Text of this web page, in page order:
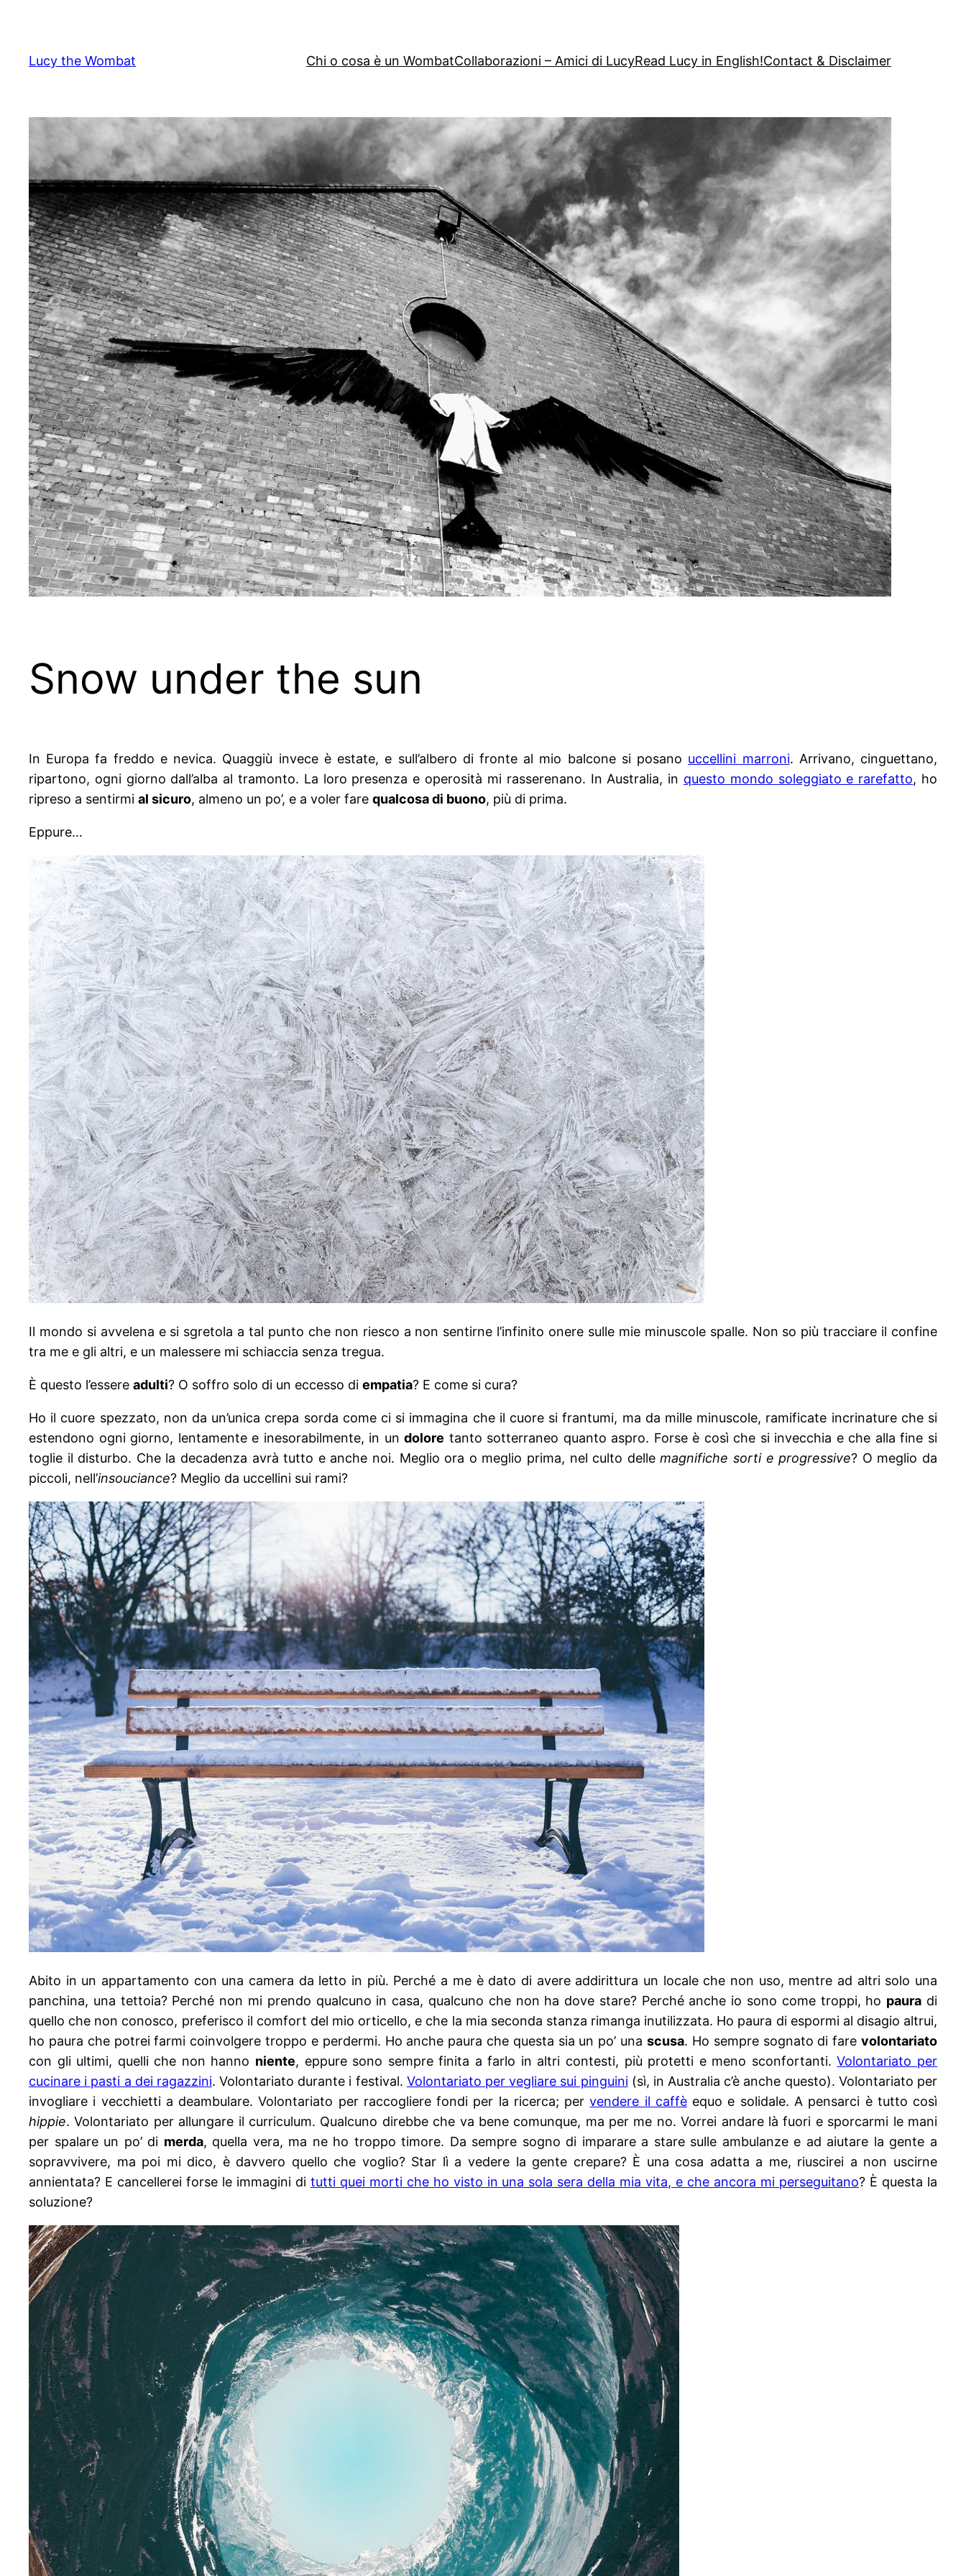
contenuto
Lucy the Wombat Chi o cosa è un WombatCollaborazioni – Amici di LucyRead Lucy in English!Contact & Disclaimer
Snow under the sun
In Europa fa freddo e nevica. Quaggiù invece è estate, e sull’albero di fronte al mio balcone si posano uccellini marroni. Arrivano, cinguettano,
ripartono, ogni giorno dall’alba al tramonto. La loro presenza e operosità mi rasserenano. In Australia, in questo mondo soleggiato e rarefatto, ho
ripreso a sentirmi al sicuro, almeno un po’, e a voler fare qualcosa di buono, più di prima.
Eppure…
Il mondo si avvelena e si sgretola a tal punto che non riesco a non sentirne l’infinito onere sulle mie minuscole spalle. Non so più tracciare il confine
tra me e gli altri, e un malessere mi schiaccia senza tregua.
È questo l’essere adulti? O soffro solo di un eccesso di empatia? E come si cura?
Ho il cuore spezzato, non da un’unica crepa sorda come ci si immagina che il cuore si frantumi, ma da mille minuscole, ramificate incrinature che si
estendono ogni giorno, lentamente e inesorabilmente, in undolore tanto sotterraneo quanto aspro. Forse è così che si invecchia e che alla fine si
toglie il disturbo. Che la decadenza avrà tutto e anche noi. Meglio ora o meglio prima, nel culto dellemagnifiche sorti e progressive? O meglio da
piccoli, nell’insouciance? Meglio da uccellini sui rami?
Abito in un appartamento con una camera da letto in più. Perché a me è dato di avere addirittura un locale che non uso, mentre ad altri solo una
panchina, una tettoia? Perché non mi prendo qualcuno in casa, qualcuno che non ha dove stare? Perché anche io sono come troppi, ho paura di
quello che non conosco, preferisco il comfort del mio orticello, e che la mia seconda stanza rimanga inutilizzata. Ho paura di espormi al disagio altrui,
ho paura che potrei farmi coinvolgere troppo e perdermi. Ho anche paura che questa sia un po’ una scusa. Ho sempre sognato di fare volontariato
con gli ultimi, quelli che non hanno niente, eppure sono sempre finita a farlo in altri contesti, più protetti e meno sconfortanti.Volontariato per
cucinare i pasti a dei ragazzini. Volontariato durante i festival. Volontariato per vegliare sui pinguini(sì, in Australia c’è anche questo). Volontariato per
invogliare i vecchietti a deambulare. Volontariato per raccogliere fondi per la ricerca; pervendere il caffèequo e solidale. A pensarci è tutto così
hippie. Volontariato per allungare il curriculum. Qualcuno direbbe che va bene comunque, ma per me no. Vorrei andare là fuori e sporcarmi le mani
per spalare un po’ di merda, quella vera, ma ne ho troppo timore. Da sempre sogno di imparare a stare sulle ambulanze e ad aiutare la gente a
sopravvivere, ma poi mi dico, è davvero quello che voglio? Star lì a vedere la gente crepare? È una cosa adatta a me, riuscirei a non uscirne
annientata? E cancellerei forse le immagini di tutti quei morti che ho visto in una sola sera della mia vita, e che ancora mi perseguitano? È questa la
soluzione?